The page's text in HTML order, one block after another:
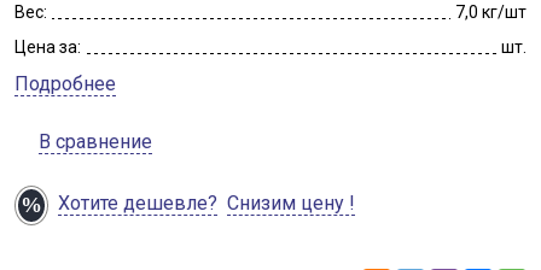
Вес:
7,0 кг/шт
Цена за:
шт.
Подробнее
В сравнение
Хотите дешевле? Снизим цену !